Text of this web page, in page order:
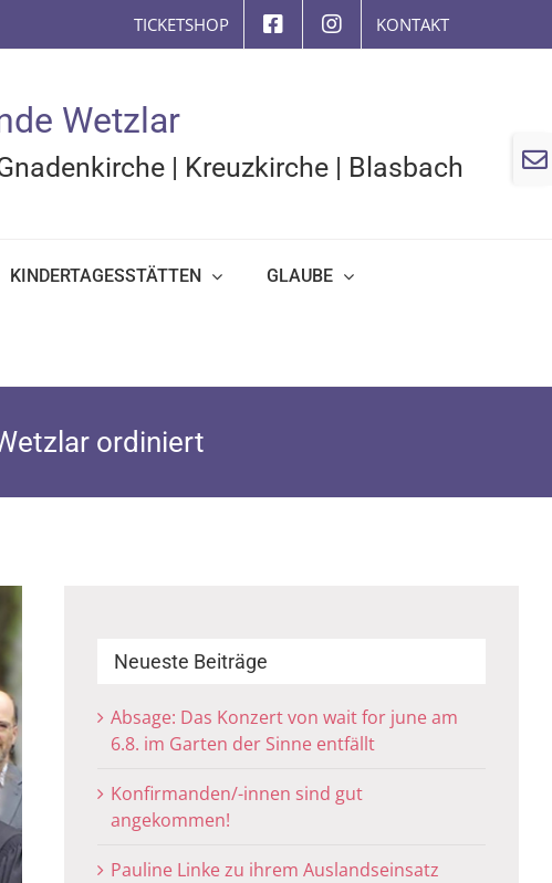
TICKETSHOP KONTAKT
Wetzlar
| Kreuzkirche | Blasbach
KINDERTAGESSTÄTTEN GLAUBE
ordiniert
Neueste Beiträge
Absage: Das Konzert von wait for june am
6.8. im Garten der Sinne entfällt
Konfirmanden/-innen sind gut
angekommen!
Pauline Linke zu ihrem Auslandseinsatz